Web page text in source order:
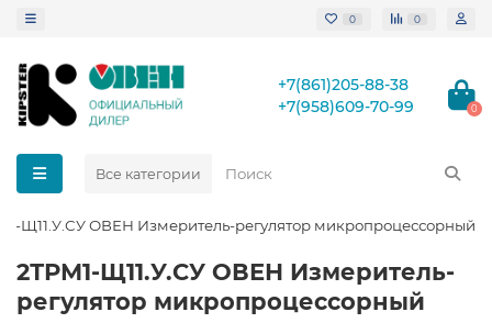
0 0
+7(861)205-88-38
+7(958)609-70-99
0
Все категории
Щ11.У.СУ ОВЕН Измеритель-регулятор микропроцессорный
2ТРМ1-Щ11.У.СУ ОВЕН Измеритель-
регулятор микропроцессорный